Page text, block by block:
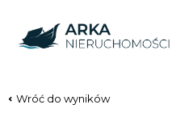
Wróć do wyników